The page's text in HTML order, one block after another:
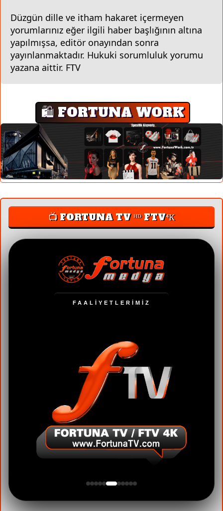
Düzgün dille ve itham hakaret içermeyen
yorumlarınız eğer ilgili haber başlığının altına
yapılmışsa, editör onayından sonra
yayınlanmaktadır. Hukuki sorumluluk yorumu
yazana aittir. FTV
🛍️ FORTUNA WORK
📺 FORTUNA TV ᴴᴰ FTV⁴К
FAALİYETLERİMİZ